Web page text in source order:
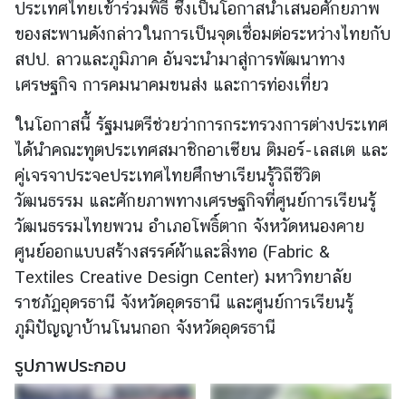
ร
ป
ร
ะ
ช
า
ช
ร้
อ
ง
เ
รี
ย
ประเทศไทยเข้าร่วมพิธี ซึ่งเป็นโอกาสนำเสนอศักยภาพ
ของสะพานดังกล่าวในการเป็นจุดเชื่อมต่อระหว่างไทยกับ
สปป. ลาวและภูมิภาค อันจะนำมาสู่การพัฒนาทาง
เศรษฐกิจ การคมนาคมขนส่ง และการท่องเที่ยว
ในโอกาสนี้ รัฐมนตรีช่วยว่าการกระทรวงการต่างประเทศ
ได้นำคณะทูตประเทศสมาชิกอาเซียน ติมอร์-เลสเต และ
คู่เจรจาประจeประเทศไทยศึกษาเรียนรู้วิถีชีวิต
วัฒนธรรม และศักยภาพทางเศรษฐกิจที่ศูนย์การเรียนรู้
วัฒนธรรมไทยพวน อำเภอโพธิ์ตาก จังหวัดหนองคาย
ศูนย์ออกแบบสร้างสรรค์ผ้าและสิ่งทอ (Fabric &
Textiles Creative Design Center) มหาวิทยาลัย
ราชภัฏอุดรธานี จังหวัดอุดรธานี และศูนย์การเรียนรู้
ภูมิปัญญาบ้านโนนกอก จังหวัดอุดรธานี
รูปภาพประกอบ